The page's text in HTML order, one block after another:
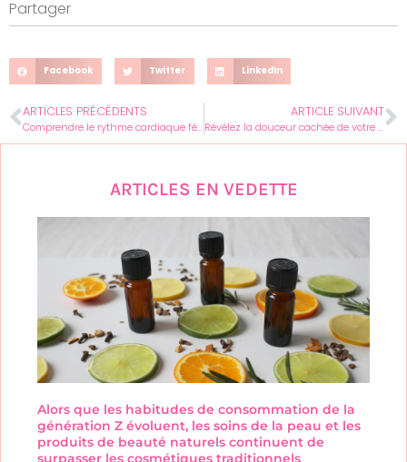
Partager
Facebook Twitter LinkedIn
ARTICLES PRÉCÉDENTS
Comprendre le rythme cardiaque féminin : état de santé et bien-être révélés
ARTICLE SUIVANT
Révélez la douceur cachée de votre canapé : astuces éco-responsables efficaces
ARTICLES EN VEDETTE
Alors que les habitudes de consommation de la
génération Z évoluent, les soins de la peau et les
produits de beauté naturels continuent de
surpasser les cosmétiques traditionnels